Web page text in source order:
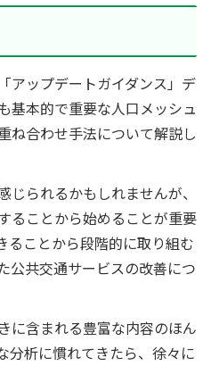
アップデートガイダンス」デ
基本的で重要な人口メッシュ
ね合わせ手法について解説し
られるかもしれませんが、
ることから始めることが重要
ることから段階的に取り組む
公共交通サービスの改善につ
に含まれる豊富な内容のほん
分析に慣れてきたら、徐々に